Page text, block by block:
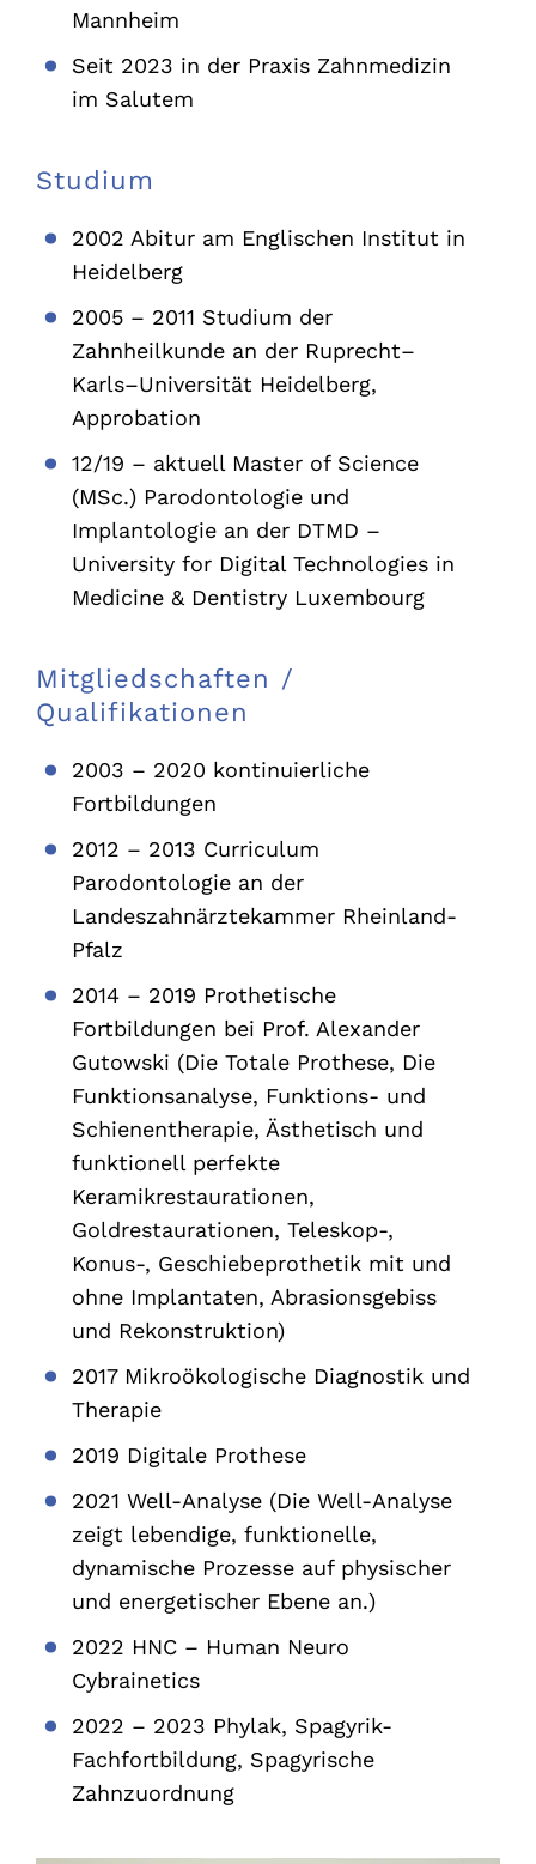
Mannheim
Seit 2023 in der Praxis Zahnmedizin
im Salutem
Studium
2002 Abitur am Englischen Institut in
Heidelberg
2005 – 2011 Studium der
Zahnheilkunde an der Ruprecht–
Karls–Universität Heidelberg,
Approbation
12/19 – aktuell Master of Science
(MSc.) Parodontologie und
Implantologie an der DTMD –
University for Digital Technologies in
Medicine & Dentistry Luxembourg
Mitgliedschaften /
Qualifikationen
2003 – 2020 kontinuierliche
Fortbildungen
2012 – 2013 Curriculum
Parodontologie an der
Landeszahnärztekammer Rheinland-
Pfalz
2014 – 2019 Prothetische
Fortbildungen bei Prof. Alexander
Gutowski (Die Totale Prothese, Die
Funktionsanalyse, Funktions- und
Schienentherapie, Ästhetisch und
funktionell perfekte
Keramikrestaurationen,
Goldrestaurationen, Teleskop-,
Konus-, Geschiebeprothetik mit und
ohne Implantaten, Abrasionsgebiss
und Rekonstruktion)
2017 Mikroökologische Diagnostik und
Therapie
2019 Digitale Prothese
2021 Well-Analyse (Die Well-Analyse
zeigt lebendige, funktionelle,
dynamische Prozesse auf physischer
und energetischer Ebene an.)
2022 HNC – Human Neuro
Cybrainetics
2022 – 2023 Phylak, Spagyrik-
Fachfortbildung, Spagyrische
Zahnzuordnung